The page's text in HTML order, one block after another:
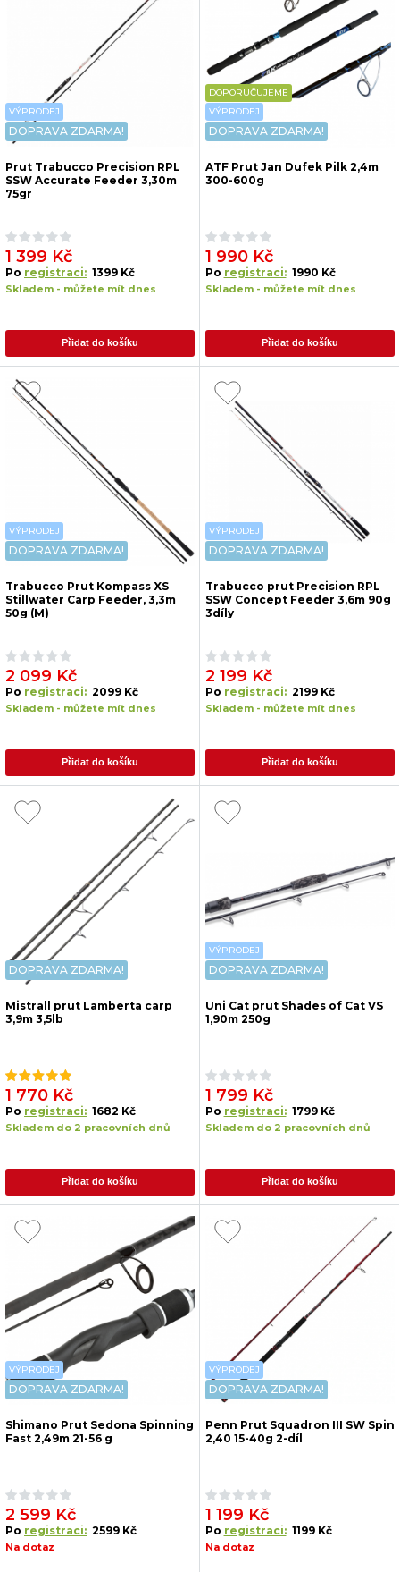
VÝPRODEJ
DOPRAVA ZDARMA!
Prut Trabucco Precision RPL
SSW Accurate Feeder 3,30m
75gr
1 399 Kč
Po registraci: 1399 Kč
Skladem - můžete mít dnes
Přidat do košíku
DOPORUČUJEME
VÝPRODEJ
DOPRAVA ZDARMA!
ATF Prut Jan Dufek Pilk 2,4m
300-600g
1 990 Kč
Po registraci: 1990 Kč
Skladem - můžete mít dnes
Přidat do košíku
VÝPRODEJ
DOPRAVA ZDARMA!
Trabucco Prut Kompass XS
Stillwater Carp Feeder, 3,3m
50g (M)
2 099 Kč
Po registraci: 2099 Kč
Skladem - můžete mít dnes
Přidat do košíku
VÝPRODEJ
DOPRAVA ZDARMA!
Trabucco prut Precision RPL
SSW Concept Feeder 3,6m 90g
3díly
2 199 Kč
Po registraci: 2199 Kč
Skladem - můžete mít dnes
Přidat do košíku
DOPRAVA ZDARMA!
Mistrall prut Lamberta carp
3,9m 3,5lb
1 770 Kč
Po registraci: 1682 Kč
Skladem do 2 pracovních dnů
Přidat do košíku
VÝPRODEJ
DOPRAVA ZDARMA!
Uni Cat prut Shades of Cat VS
1,90m 250g
1 799 Kč
Po registraci: 1799 Kč
Skladem do 2 pracovních dnů
Přidat do košíku
VÝPRODEJ
DOPRAVA ZDARMA!
Shimano Prut Sedona Spinning
Fast 2,49m 21-56 g
2 599 Kč
Po registraci: 2599 Kč
Na dotaz
VÝPRODEJ
DOPRAVA ZDARMA!
Penn Prut Squadron III SW Spin
2,40 15-40g 2-díl
1 199 Kč
Po registraci: 1199 Kč
Na dotaz